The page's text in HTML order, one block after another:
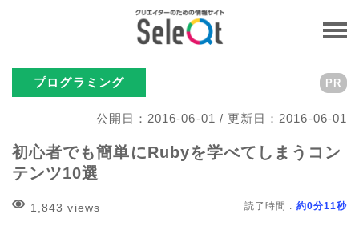
プログラミング
公開日：2016-06-01 / 更新日：2016-06-01
PR
初心者でも簡単にRubyを学べてしまうコン
テンツ10選
1,843 views 読了時間 : 約0分11秒